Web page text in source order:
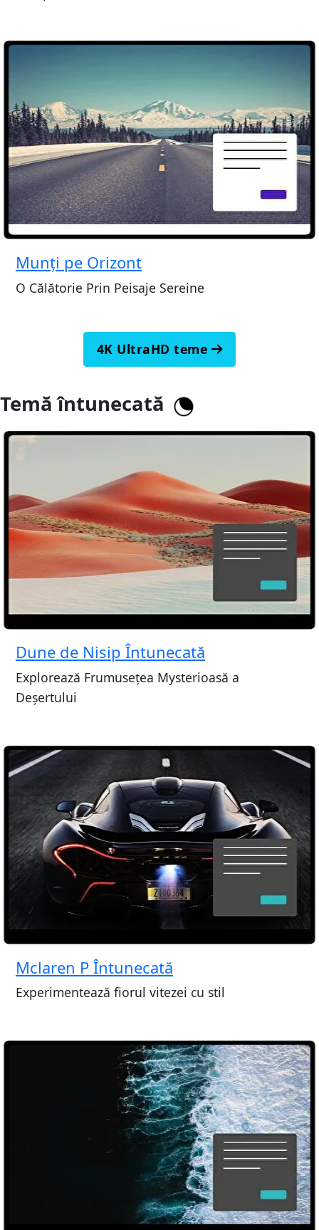
Munți pe Orizont
O Călătorie Prin Peisaje Sereine
4K UltraHD teme
Temă întunecată
Dune de Nisip Întunecată
Explorează Frumusețea Mysterioasă a
Deșertului
Mclaren P Întunecată
Experimentează fiorul vitezei cu stil